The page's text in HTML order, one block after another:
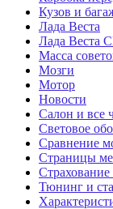
Кузов и
Лада Веста
Лада Веста
Масса
Мозги
Мотор
Новости
Салон и все
Световое
Сравнение
Страницы
Тюнинг и